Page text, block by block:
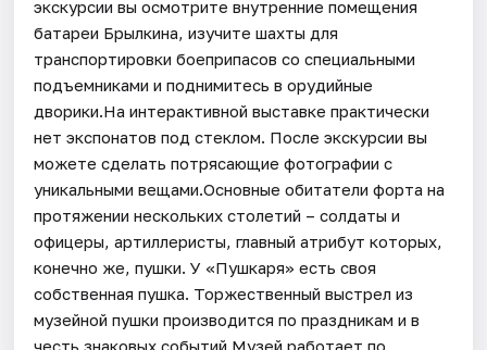
экскурсии вы осмотрите внутренние помещения
батареи Брылкина, изучите шахты для
транспортировки боеприпасов со специальными
подъемниками и поднимитесь в орудийные
дворики.На интерактивной выставке практически
нет экспонатов под стеклом. После экскурсии вы
можете сделать потрясающие фотографии с
уникальными вещами.Основные обитатели форта на
протяжении нескольких столетий – солдаты и
офицеры, артиллеристы, главный атрибут которых,
конечно же, пушки. У «Пушкаря» есть своя
собственная пушка. Торжественный выстрел из
музейной пушки производится по праздникам и в
честь знаковых событий.Музей работает по